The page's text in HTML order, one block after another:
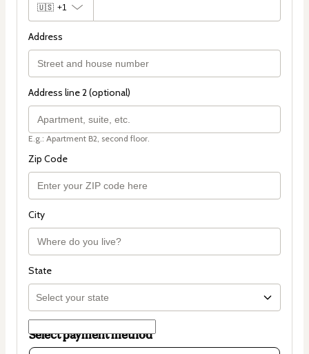
🇺🇸 +1
Address
Address line 2 (optional)
E.g.: Apartment B2, second floor.
Zip Code
City
State
Select payment method